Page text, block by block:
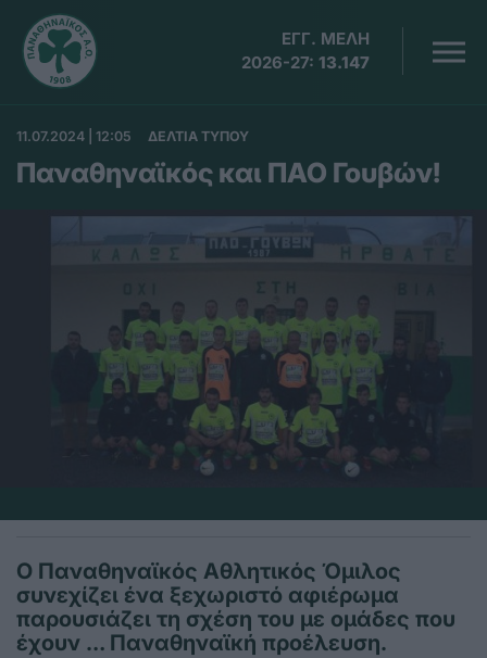
ΕΓΓ. ΜΕΛΗ
2026-27: 13.147
11.07.2024 | 12:05 ΔΕΛΤΙΑ ΤΥΠΟΥ
Παναθηναϊκός και ΠΑΟ Γουβών!
Ο Παναθηναϊκός Αθλητικός Όμιλος
συνεχίζει ένα ξεχωριστό αφιέρωμα
παρουσιάζει τη σχέση του με ομάδες που
έχουν … Παναθηναϊκή προέλευση.